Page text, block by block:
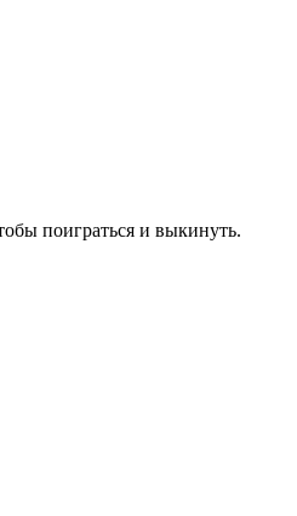
поиграться и выкинуть.